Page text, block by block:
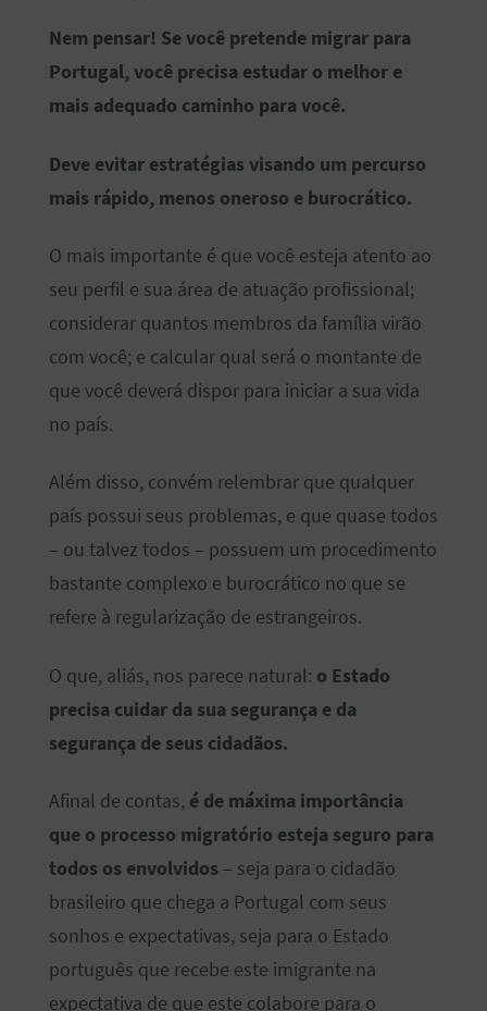
Nem pensar! Se você pretende migrar para
Portugal, você precisa estudar o melhor e
mais adequado caminho para você.
Deve evitar estratégias visando um percurso
mais rápido, menos oneroso e burocrático.
O mais importante é que você esteja atento ao
seu perfil e sua área de atuação profissional;
considerar quantos membros da família virão
com você; e calcular qual será o montante de
que você deverá dispor para iniciar a sua vida
no país.
Além disso, convém relembrar que qualquer
país possui seus problemas, e que quase todos
– ou talvez todos – possuem um procedimento
bastante complexo e burocrático no que se
refere à regularização de estrangeiros.
O que, aliás, nos parece natural: o Estado
precisa cuidar da sua segurança e da
segurança de seus cidadãos.
Afinal de contas, é de máxima importância
que o processo migratório esteja seguro para
todos os envolvidos – seja para o cidadão
brasileiro que chega a Portugal com seus
sonhos e expectativas, seja para o Estado
português que recebe este imigrante na
expectativa de que este colabore para o